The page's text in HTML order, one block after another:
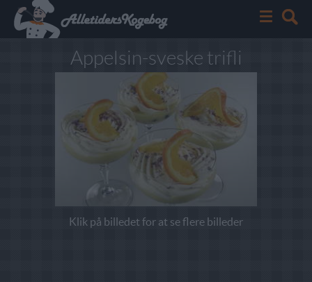
Appelsin-sveske trifli
Klik på billedet for at se flere billeder